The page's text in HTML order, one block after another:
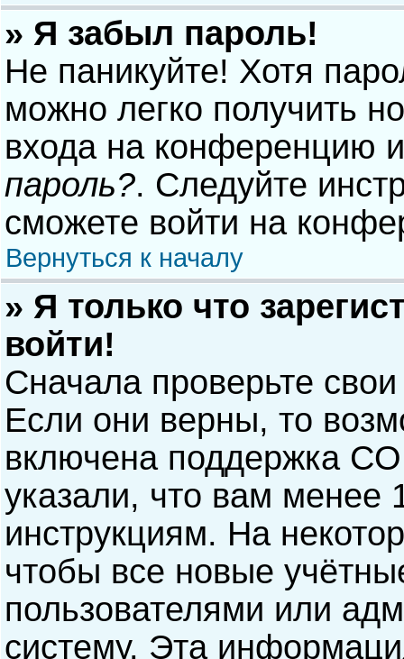
» Я забыл пароль!
Не паникуйте! Хотя
можно легко получить
входа на конференцию
пароль?. Следуйте
сможете войти на
Вернуться к началу
» Я только что
войти!
Сначала проверьте
Если они верны, то
включена поддержка
указали, что вам менее
инструкциям. На
чтобы все новые
пользователями или
систему. Эта